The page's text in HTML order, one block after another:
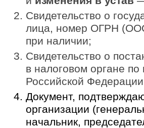
Свидетельство о
лица, номер ОГРН
при наличии;
Свидетельство о
в налоговом органе
Российской
Документ,
организации
начальник,